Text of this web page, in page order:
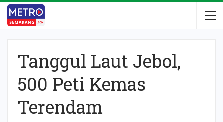
Tanggul Laut Jebol,
500 Peti Kemas
Terendam